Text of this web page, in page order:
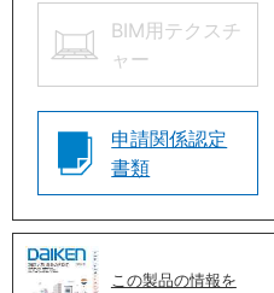
BIM用テクスチ
ャー
申請関係認定
書類
この製品の情報を